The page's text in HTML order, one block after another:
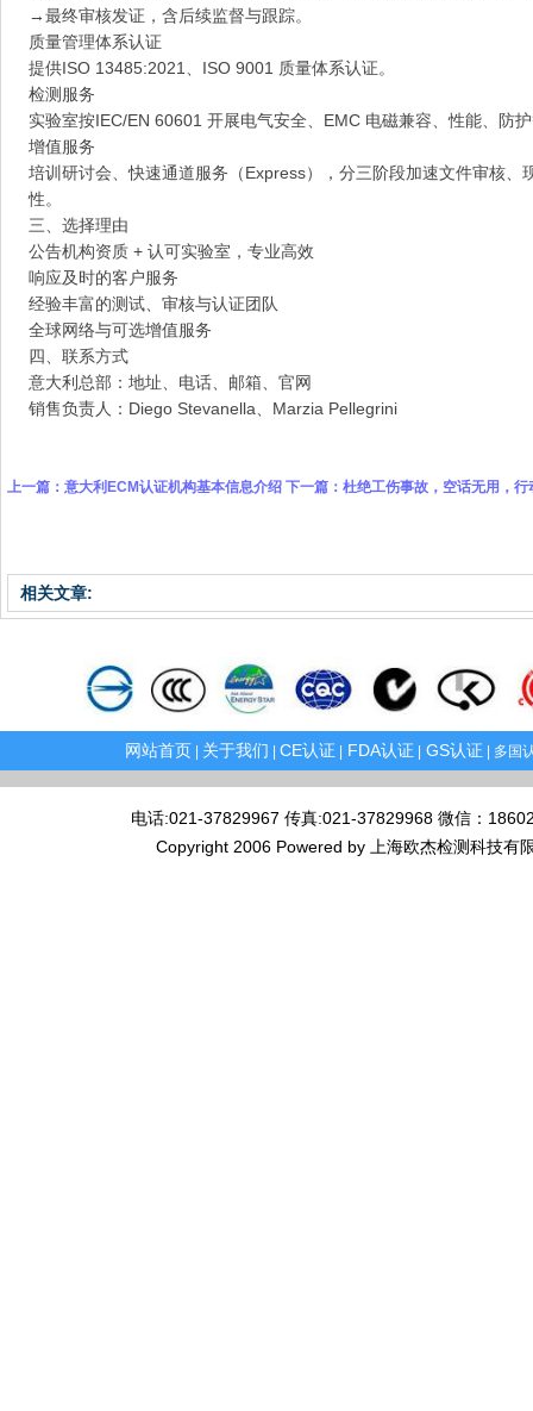
→最终审核发证，含后续监督与跟踪。
质量管理体系认证
提供ISO 13485:2021、ISO 9001 质量体系认证。
检测服务
实验室按IEC/EN 60601 开展电气安全、EMC 电磁兼容、性能、防
增值服务
培训研讨会、快速通道服务（Express），分三阶段加速文件审核
性。
三、选择理由
公告机构资质 + 认可实验室，专业高效
响应及时的客户服务
经验丰富的测试、审核与认证团队
全球网络与可选增值服务
四、联系方式
意大利总部：地址、电话、邮箱、官网
销售负责人：Diego Stevanella、Marzia Pellegrini
上一篇： 意大利ECM认证机构基本信息介绍 下一篇： 杜绝工伤事故，空话无用，行
相关文章:
网站首页 关于我们 CE认证 FDA认证 GS认证 | 多国
电话:021-37829967 传真:021-37829968 微信：
Copyright 2006 Powered by 上海欧杰检测科技